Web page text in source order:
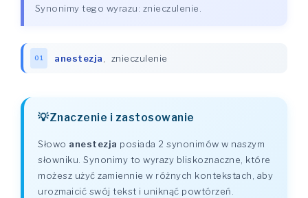
Synonimy tego wyrazu: znieczulenie.
01 anestezja, znieczulenie
Znaczenie i zastosowanie
Słowo anestezja posiada 2 synonimów w naszym
słowniku. Synonimy to wyrazy bliskoznaczne, które
możesz użyć zamiennie w różnych kontekstach, aby
urozmaicić swój tekst i uniknąć powtórzeń.